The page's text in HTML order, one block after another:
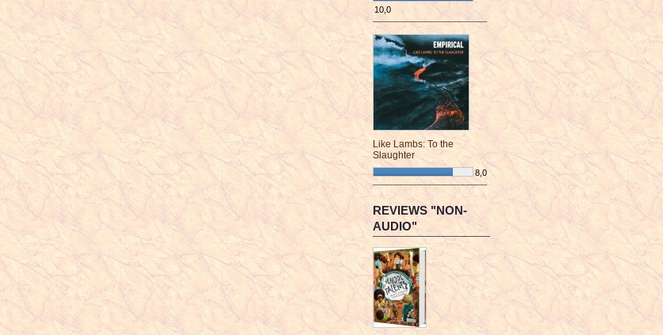
10,0
¯¯¯¯¯¯¯¯¯¯¯¯¯¯¯¯¯¯¯¯¯¯¯¯
Like Lambs: To the
Slaughter
8,0
¯¯¯¯¯¯¯¯¯¯¯¯¯¯¯¯¯¯¯¯¯¯¯¯
REVIEWS "NON-
AUDIO"